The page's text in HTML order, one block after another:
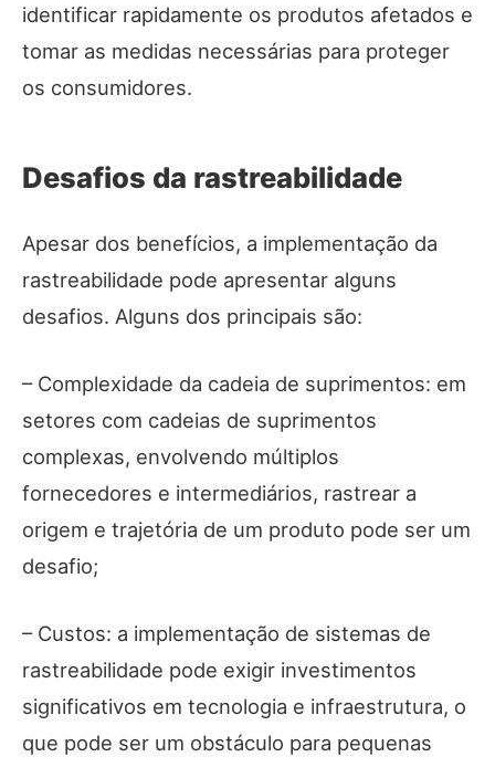
identificar rapidamente os produtos afetados e
tomar as medidas necessárias para proteger
os consumidores.
Desafios da rastreabilidade
Apesar dos benefícios, a implementação da
rastreabilidade pode apresentar alguns
desafios. Alguns dos principais são:
– Complexidade da cadeia de suprimentos: em
setores com cadeias de suprimentos
complexas, envolvendo múltiplos
fornecedores e intermediários, rastrear a
origem e trajetória de um produto pode ser um
desafio;
– Custos: a implementação de sistemas de
rastreabilidade pode exigir investimentos
significativos em tecnologia e infraestrutura, o
que pode ser um obstáculo para pequenas